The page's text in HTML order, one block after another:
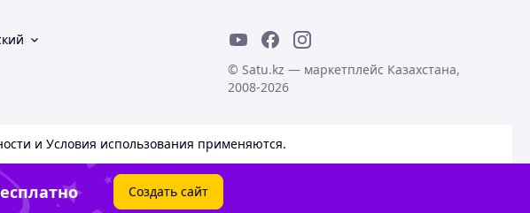
© Satu.kz — маркетплейс Казахстана,
2008-2026
и Условия использования применяются.
Создать сайт